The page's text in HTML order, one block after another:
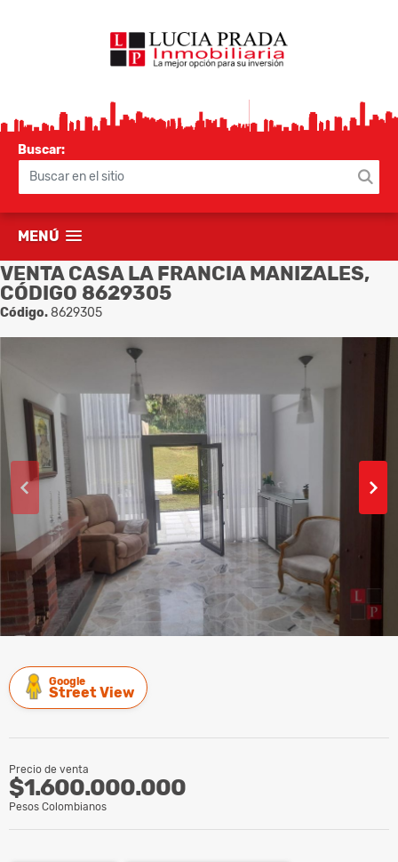
Buscar:
MENÚ
VENTA CASA LA FRANCIA MANIZALES,
CÓDIGO 8629305
Código.8629305
Google
Street View
Precio de venta
$1.600.000.000
Pesos Colombianos